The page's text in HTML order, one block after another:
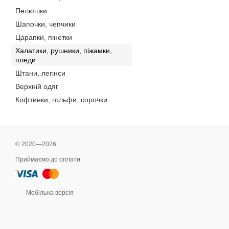
Пелюшки
Шапочки, чепчики
Царапки, пінетки
Халатики, рушники, піжамки,
пледи
Штани, легінси
Верхній одяг
Кофтинки, гольфи, сорочки
© 2020—2026
Приймаємо до оплати
Мобільна версія